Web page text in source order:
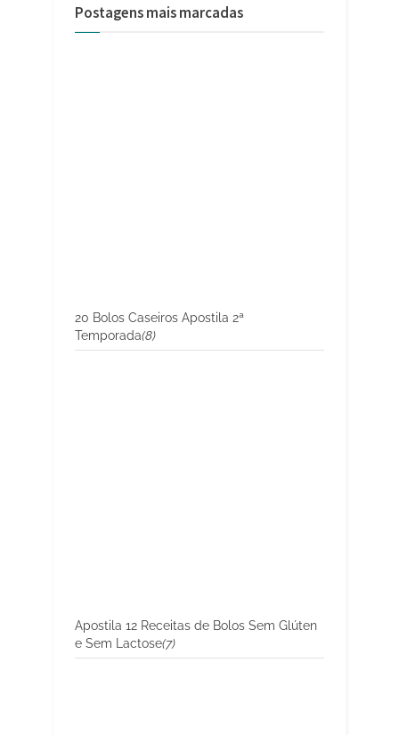
Postagens mais marcadas
20 Bolos Caseiros Apostila 2ª
Temporada(8)
Apostila 12 Receitas de Bolos Sem Glúten
e Sem Lactose(7)